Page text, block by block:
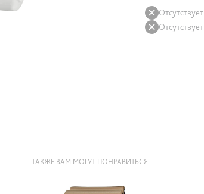
Отсутствует
Отсутствует
ТАКЖЕ ВАМ МОГУТ ПОНРАВИТЬСЯ: